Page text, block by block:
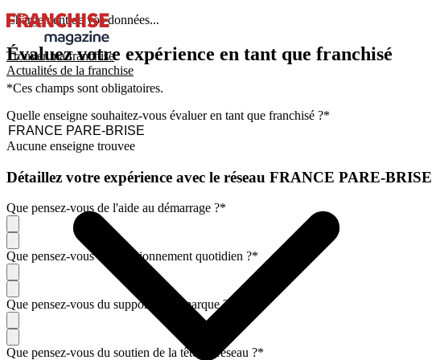
Trouver ma franchise
Actualités de la franchise
Chargement de vos données...
Évaluez votre expérience en tant que franchisé
*Ces champs sont obligatoires.
Quelle enseigne souhaitez-vous évaluer en tant que franchisé ?*
Aucune enseigne trouvee
Détaillez votre expérience avec le réseau FRANCE PARE-BRISE
Que pensez-vous de l'aide au démarrage ?*
Que pensez-vous du fonctionnement quotidien ?*
Que pensez-vous du support de la marque ?
Que pensez-vous du soutien de la tête de réseau ?*